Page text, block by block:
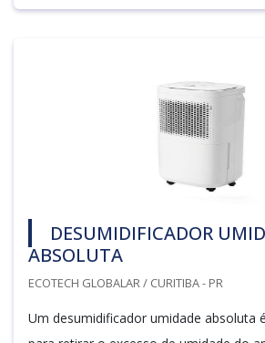
DESUMIDIFICADOR
ABSOLUTA
ECOTECH GLOBALAR / CURITIBA - PR
Um desumidificador umidade absoluta